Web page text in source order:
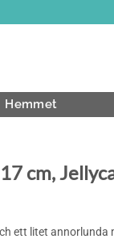
Hemmet
cm,
ett litet